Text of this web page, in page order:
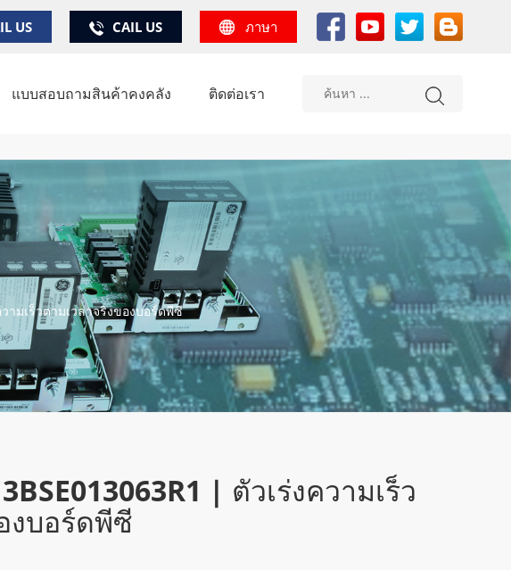
US CAIL US ภาษา
แบบสอบถามสินค้าคงคลัง ติดต่อเรา
ามเร็วตามเวลาจริงของบอร์ดพีซี
| ตัวเร่งความเร็ว
งบอร์ดพีซี